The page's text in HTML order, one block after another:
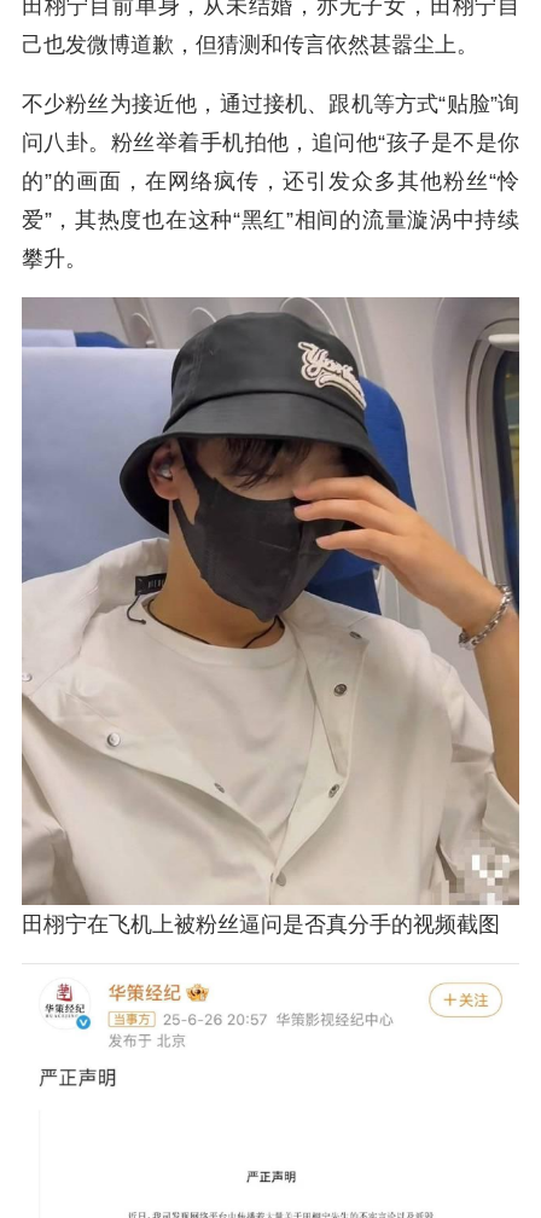
田栩宁目前单身，从未结婚，亦无子女，田栩宁自
己也发微博道歉，但猜测和传言依然甚嚣尘上。
不少粉丝为接近他，通过接机、跟机等方式“贴脸”询
问八卦。粉丝举着手机拍他，追问他“孩子是不是你
的”的画面，在网络疯传，还引发众多其他粉丝“怜
爱”，其热度也在这种“黑红”相间的流量漩涡中持续
攀升。
田栩宁在飞机上被粉丝逼问是否真分手的视频截图